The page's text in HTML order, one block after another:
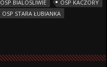
OSP BIALOSLIWIE
OSP KACZORY
OSP STARA ŁUBIANKA